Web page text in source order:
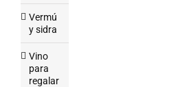
Vermú
y sidra
Vino
para
regalar